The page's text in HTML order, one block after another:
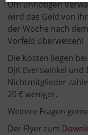
Um unnötigen
wird das Geld von
der Woche nach
Vorfeld überweisen!
Die Kosten liegen
DJK Everswinkel und
Nichtmitglieder
20 € weniger.
Weitere Fragen
Der Flyer zum